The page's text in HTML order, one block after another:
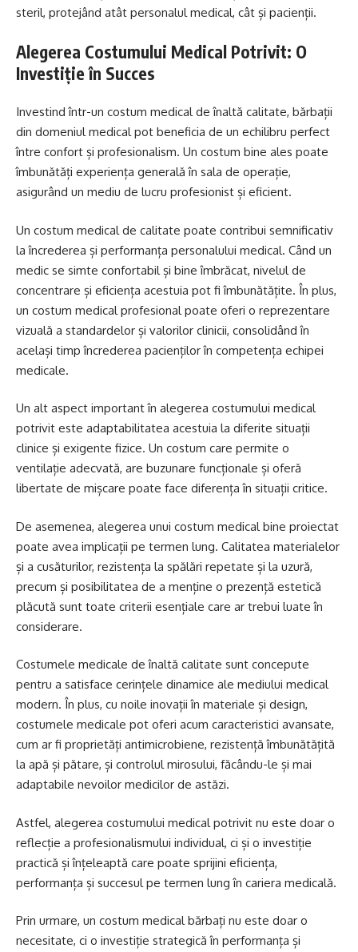
steril, protejând atât personalul medical, cât și pacienții.
Alegerea Costumului Medical Potrivit: O
Investiție în Succes
Investind într-un costum medical de înaltă calitate, bărbații
din domeniul medical pot beneficia de un echilibru perfect
între confort și profesionalism. Un costum bine ales poate
îmbunătăți experiența generală în sala de operație,
asigurând un mediu de lucru profesionist și eficient.
Un costum medical de calitate poate contribui semnificativ
la încrederea și performanța personalului medical. Când un
medic se simte confortabil și bine îmbrăcat, nivelul de
concentrare și eficiența acestuia pot fi îmbunătățite. În plus,
un costum medical profesional poate oferi o reprezentare
vizuală a standardelor și valorilor clinicii, consolidând în
același timp încrederea pacienților în competența echipei
medicale.
Un alt aspect important în alegerea costumului medical
potrivit este adaptabilitatea acestuia la diferite situații
clinice și exigente fizice. Un costum care permite o
ventilație adecvată, are buzunare funcționale și oferă
libertate de mișcare poate face diferența în situații critice.
De asemenea, alegerea unui costum medical bine proiectat
poate avea implicații pe termen lung. Calitatea materialelor
și a cusăturilor, rezistența la spălări repetate și la uzură,
precum și posibilitatea de a menține o prezență estetică
plăcută sunt toate criterii esențiale care ar trebui luate în
considerare.
Costumele medicale de înaltă calitate sunt concepute
pentru a satisface cerințele dinamice ale mediului medical
modern. În plus, cu noile inovații în materiale și design,
costumele medicale pot oferi acum caracteristici avansate,
cum ar fi proprietăți antimicrobiene, rezistență îmbunătățită
la apă și pătare, și controlul mirosului, făcându-le și mai
adaptabile nevoilor medicilor de astăzi.
Astfel, alegerea costumului medical potrivit nu este doar o
reflecție a profesionalismului individual, ci și o investiție
practică și înțeleaptă care poate sprijini eficiența,
performanța și succesul pe termen lung în cariera medicală.
Prin urmare, un costum medical bărbați nu este doar o
necesitate, ci o investiție strategică în performanța și